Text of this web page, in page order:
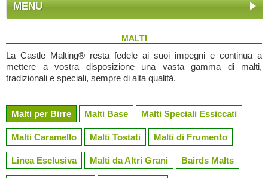
MENU
MALTI
La Castle Malting® resta fedele ai suoi impegni e continua a
mettere a vostra disposizione una vasta gamma di malti,
tradizionali e speciali, sempre di alta qualità.
Malti per Birre Malti Base Malti Speciali Essiccati
Malti Caramello Malti Tostati Malti di Frumento
Linea Esclusiva Malti da Altri Grani Bairds Malts